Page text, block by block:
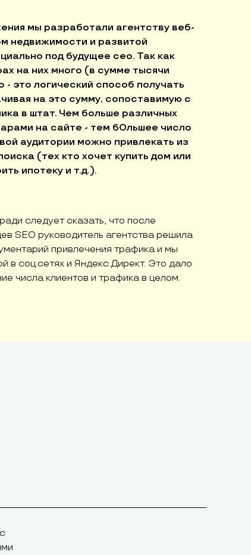
мы разработали агентству веб-
недвижимости и развитой
под будущее сео. Так как
на них много (в сумме тысячи
- это логический способ получать
на это сумму, сопоставимую с
в штат. Чем больше различных
на сайте - тем бОльшее число
аудитории можно привлекать из
(тех кто хочет купить дом или
ипотеку и т.д.).
следует сказать, что после
SEO руководитель агентства решила
привлечения трафика и мы
в соц.сетях и Яндекс.Директ. Это дало
числа клиентов и трафика в целом.